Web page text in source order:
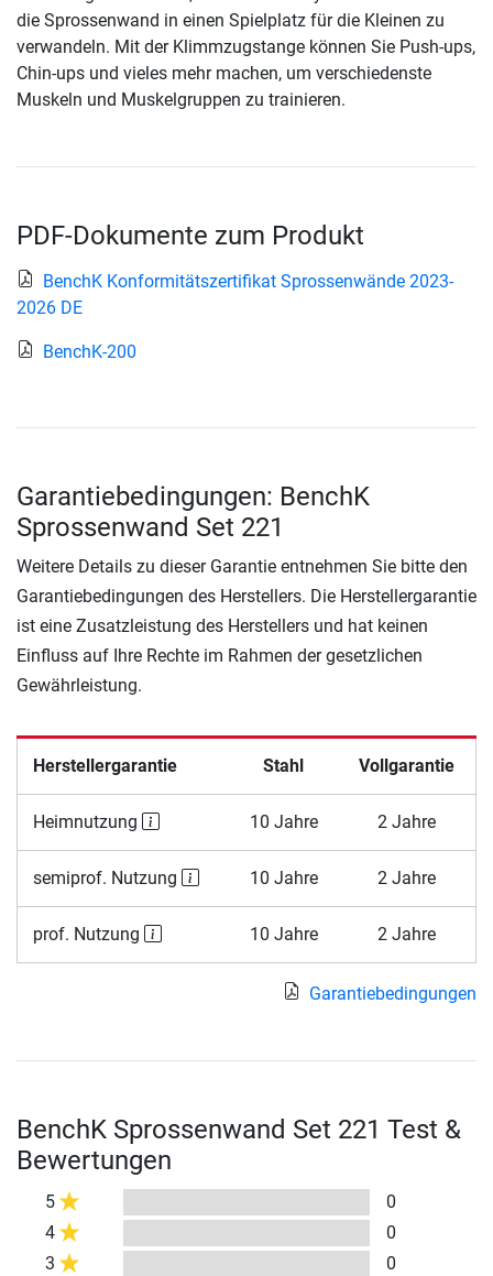
die Sprossenwand in einen Spielplatz für die Kleinen zu
verwandeln. Mit der Klimmzugstange können Sie Push-ups,
Chin-ups und vieles mehr machen, um verschiedenste
Muskeln und Muskelgruppen zu trainieren.
PDF-Dokumente zum Produkt
BenchK Konformitätszertifikat Sprossenwände 2023-
2026 DE
BenchK-200
Garantiebedingungen: BenchK
Sprossenwand Set 221
Weitere Details zu dieser Garantie entnehmen Sie bitte den
Garantiebedingungen des Herstellers. Die Herstellergarantie
ist eine Zusatzleistung des Herstellers und hat keinen
Einfluss auf Ihre Rechte im Rahmen der gesetzlichen
Gewährleistung.
Herstellergarantie Stahl Vollgarantie
Heimnutzung 10 Jahre 2 Jahre
semiprof. Nutzung 10 Jahre 2 Jahre
prof. Nutzung 10 Jahre 2 Jahre
Garantiebedingungen
BenchK Sprossenwand Set 221 Test &
Bewertungen
5
0
4
0
3
0